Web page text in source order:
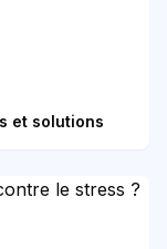
et solutions